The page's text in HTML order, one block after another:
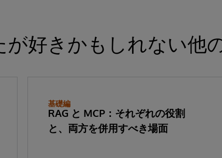
が好きかもしれない他
基礎編
RAG と MCP：それぞれの役割
と、両方を併用すべき場面